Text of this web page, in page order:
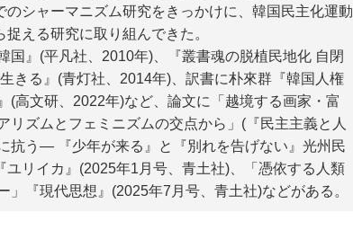
シャーマニズム研究をきっかけに、韓国民主化運動
える研究に取り組んできた。
国』(平凡社、2010年)、『叢書魂の脱植民地化 自閉
きる』(青灯社、2014年)、訳書に朴來群『韓国人権
高文研、2022年)など、論文に「越境する画家・富
ズムとフェミニズムの交点から」(『民主主義と人
抗う― 『少年が来る』と『別れを告げない』光州民
リイカ』(2025年1月号、青土社)、「憑依する人類
『現代思想』(2025年7月号、青土社)などがある。